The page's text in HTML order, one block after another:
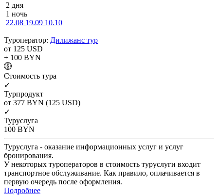
2 дня
1 ночь
22.08 19.09 10.10
Туроператор: Дилижанс тур
от 125 USD
+ 100 BYN
Cтоимость тура
✓
Турпродукт
от 377 BYN (125 USD)
✓
Туруслуга
100 BYN
Туруслуга - оказание информационных услуг и услуг
бронирования.
У некоторых туроператоров в стоимость туруслуги входит
транспортное обслуживание. Как правило, оплачивается в
первую очередь после оформления.
Подробнее